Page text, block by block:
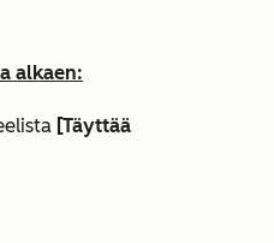
alkaen:
[Täyttää